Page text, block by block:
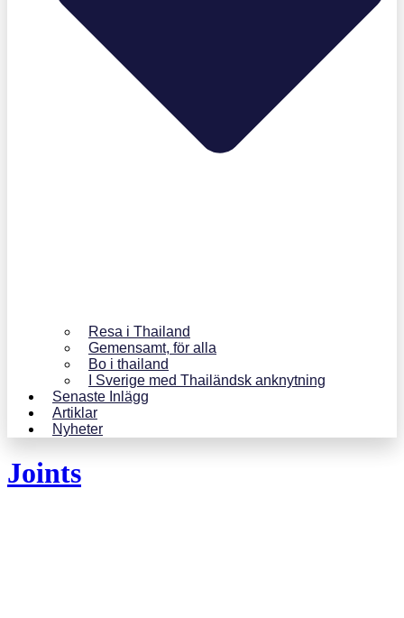
Resa i Thailand
Gemensamt, för alla
Bo i thailand
I Sverige med Thailändsk anknytning
Senaste Inlägg
Artiklar
Nyheter
Joints